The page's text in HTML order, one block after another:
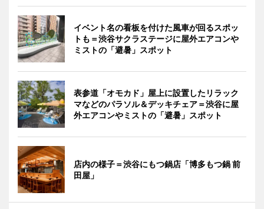
イベント名の看板を付けた風車が回るスポッ
トも＝渋谷サクラステージに屋外エアコンや
ミストの「避暑」スポット
表参道「オモカド」屋上に設置したリラック
マなどのパラソル＆デッキチェア＝渋谷に屋
外エアコンやミストの「避暑」スポット
店内の様子＝渋谷にもつ鍋店「博多もつ鍋 前
田屋」